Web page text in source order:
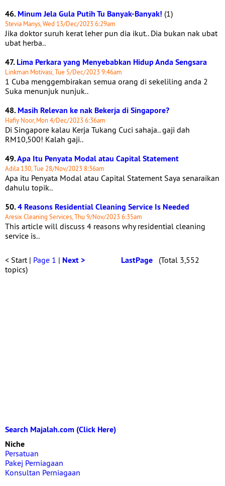
46.Minum Jela Gula Putih Tu Banyak-Banyak! (1)
Stevia Manys, Wed 13/Dec/2023 6:29am
Jika doktor suruh kerat leher pun dia ikut.. Dia bukan nak ubat
ubat herba..
47.Lima Perkara yang Menyebabkan Hidup Anda Sengsara
Linkman Motivasi, Tue 5/Dec/2023 9:46am
1 Cuba menggembirakan semua orang di sekeliling anda 2
Suka menunjuk nunjuk..
48.Masih Relevan ke nak Bekerja di Singapore?
Hafiy Noor, Mon 4/Dec/2023 6:36am
Di Singapore kalau Kerja Tukang Cuci sahaja.. gaji dah
RM10,500! Kalah gaji..
49.Apa Itu Penyata Modal atau Capital Statement
Adila 130, Tue 28/Nov/2023 8:36am
Apa itu Penyata Modal atau Capital Statement Saya senaraikan
dahulu topik..
50.4 Reasons Residential Cleaning Service Is Needed
Aresix Cleaning Services, Thu 9/Nov/2023 6:35am
This article will discuss 4 reasons why residential cleaning
service is..
< Start | Page 1 | Next > LastPage (Total 3,552
topics)
Search Majalah.com (Click Here)
Niche
Persatuan
Pakej Perniagaan
Konsultan Perniagaan